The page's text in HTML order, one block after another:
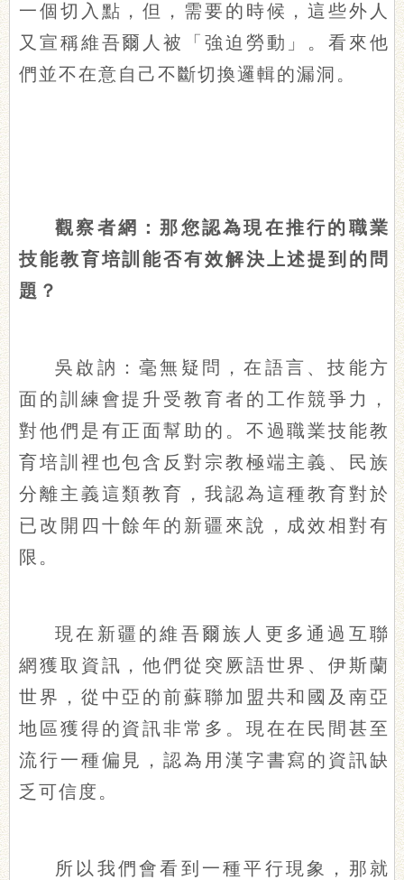
一個切入點，但，需要的時候，這些外人
又宣稱維吾爾人被「強迫勞動」。看來他
們並不在意自己不斷切換邏輯的漏洞。
觀察者網：那您認為現在推行的職業
技能教育培訓能否有效解決上述提到的問
題？
吳啟訥：毫無疑問，在語言、技能方
面的訓練會提升受教育者的工作競爭力，
對他們是有正面幫助的。不過職業技能教
育培訓裡也包含反對宗教極端主義、民族
分離主義這類教育，我認為這種教育對於
已改開四十餘年的新疆來說，成效相對有
限。
現在新疆的維吾爾族人更多通過互聯
網獲取資訊，他們從突厥語世界、伊斯蘭
世界，從中亞的前蘇聯加盟共和國及南亞
地區獲得的資訊非常多。現在在民間甚至
流行一種偏見，認為用漢字書寫的資訊缺
乏可信度。
所以我們會看到一種平行現象，那就